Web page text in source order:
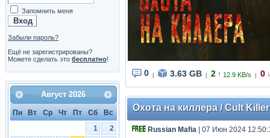
Запомнить меня
Забыли пароль?
Ещё не зарегистрированы?
Можете сделать это бесплатно!
Август 2026
Пн Вт Ср Чт Пт Сб
Вс
1
2
0 3.63 GB 2 ↑ 12.9 KB/s 0 ↓
Охота на киллера / Cult
Russian Mafia | 07 Июн 2024